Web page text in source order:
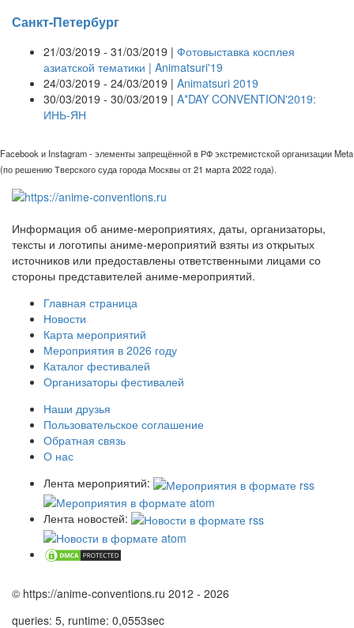
Санкт-Петербург
21/03/2019 - 31/03/2019 | Фотовыставка косплея
азиатской тематики | Animatsuri'19
24/03/2019 - 24/03/2019 | Animatsuri 2019
30/03/2019 - 30/03/2019 | A*DAY CONVENTION'2019:
ИНЬ-ЯН
Facebook и Instagram - элементы запрещённой в РФ экстремистской организации Meta
(по решению Тверского суда города Москвы от 21 марта 2022 года).
Информация об аниме-мероприятиях, даты, организаторы,
тексты и логотипы аниме-мероприятий взяты из открытых
источников или предоставлены ответственными лицами со
стороны представителей аниме-мероприятий.
Главная страница
Новости
Карта мероприятий
Мероприятия в 2026 году
Каталог фестивалей
Организаторы фестивалей
Наши друзья
Пользовательское соглашение
Обратная связь
О нас
Лента мероприятий:
Лента новостей:
© https://anime-conventions.ru 2012 - 2026
queries: 5, runtime: 0,0553sec